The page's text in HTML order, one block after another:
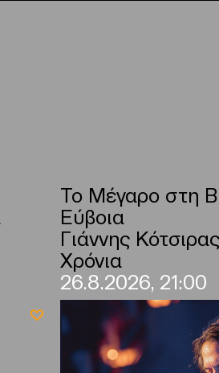
Το Μέγαρο στη
Εύβοια
Γιάννης
Χρόνια
26.8.2026, 21:00